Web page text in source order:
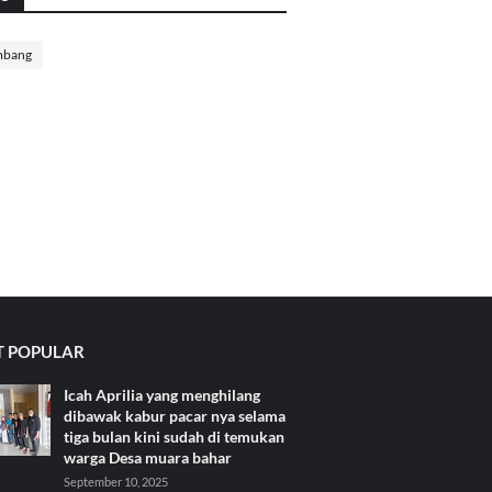
POPULAR
Icah Aprilia yang menghilang
dibawak kabur pacar nya selama
tiga bulan kini sudah di temukan
warga Desa muara bahar
September 10, 2025